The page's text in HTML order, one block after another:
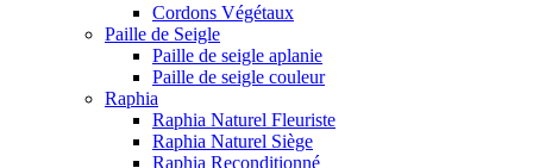
Cordons Végétaux
Paille de Seigle
Paille de seigle aplanie
Paille de seigle couleur
Raphia
Raphia Naturel Fleuriste
Raphia Naturel Siège
Raphia Reconditionné